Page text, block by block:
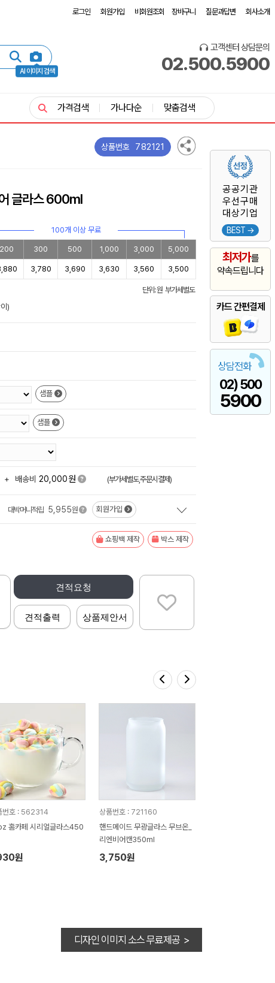
로그인 회원가입 비회원조회 장바구니 질문과답변 회사소개
AI 이미지 검색
고객센터 상담문의
02.500.5900
공공기관
우선구매
대상기업
BEST →
최저가를
약속드립니다
카드 간편결제
상담전화
02) 500
5900
가격검색 가나다순 맞춤검색
상품번호 782121
글라스 600ml
100개 이상 무료
200 300 500 1,000 3,000 5,000
3,780 3,690 3,630 3,560 3,500
단위: 원 부가세별도
)
샘플
샘플
+ 배송비 20,000원 (부가세별도,주문시결제)
대박머니적립 5,955원 회원가입
쇼핑백 제작 박스 제작
견적요청
견적출력 상품제안서
번호 : 562314
홈카페 시리얼글라스450
원
상품번호 : 721160
핸드메이드 무광글라스 무브온_
리엔비어캔350ml
3,750원
디자인 이미지 소스 무료제공 >